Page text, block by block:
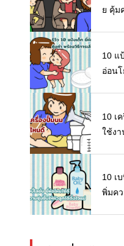
ย คุ้ม
10 แ
อ่อน
10 เ
ใช้งา
10 เ
พิ่มค